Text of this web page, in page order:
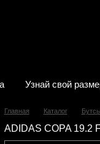
Узнай свой
Главная Каталог Бутсы
ADIDAS COPA 19.2